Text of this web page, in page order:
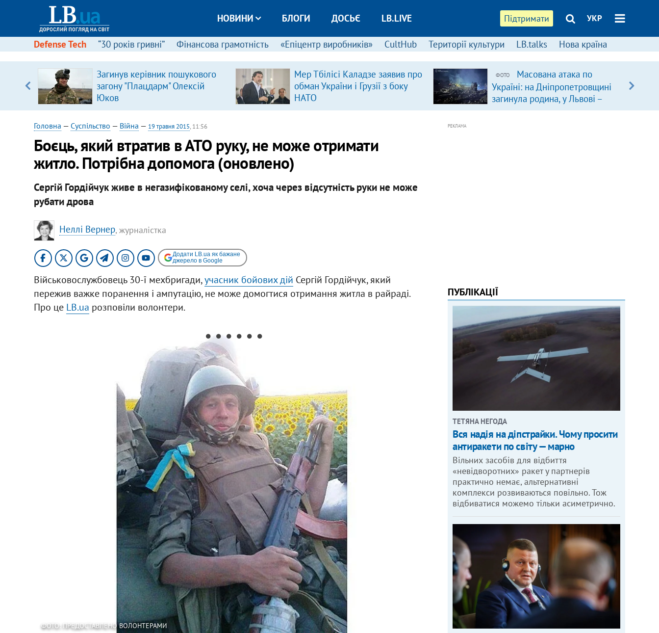
Підтримати УКР
НОВИНИ БЛОГИ ДОСЬЄ LB.LIVE
Defense Tech “30 років гривні” Фінансова грамотність «Епіцентр виробників» CultHub Території культури LB.talks Нова країна
Загинув керівник пошукового
загону "Плацдарм" Олексій
Юков
Мер Тбілісі Каладзе заявив про
обман України і Грузії з боку
НАТО
ФОТО
Масована атака по
Україні: на Дніпропетровщині
загинула родина, у Львові –
удар по багатоповерхівках
Головна — Суспільство — Війна — 19 травня 2015, 11:56
Боєць, який втратив в АТО руку, не може отримати
житло. Потрібна допомога (оновлено)
Сергій Гордійчук живе в негазифікованому селі, хоча через відсутність руки не може
рубати дрова
Неллі Вернер, журналістка
Додати LB.ua як бажане
джерело в Google
Військовослужбовець 30-ї мехбригади,учасник бойових дій Сергій Гордійчук, який
пережив важке поранення і ампутацію, не може домогтися отримання житла в райраді.
Про це LB.ua розповіли волонтери.
ФОТО: ПРЕДОСТАВЛЕНО ВОЛОНТЕРАМИ
ФОТО: ПРЕДОСТАВЛЕНО ВОЛОНТЕРАМИ
Сергей Гордийчук в больнице
РЕКЛАМА
ПУБЛІКАЦІЇ
ТЕТЯНА НЕГОДА
Вся надія на діпстрайки. Чому просити
антиракети по світу — марно
Вільних засобів для відбиття
«невідворотних» ракет у партнерів
практично немає, альтернативні
комплекси розвиваються повільно. Тож
відбиватися можемо тільки асиметрично.